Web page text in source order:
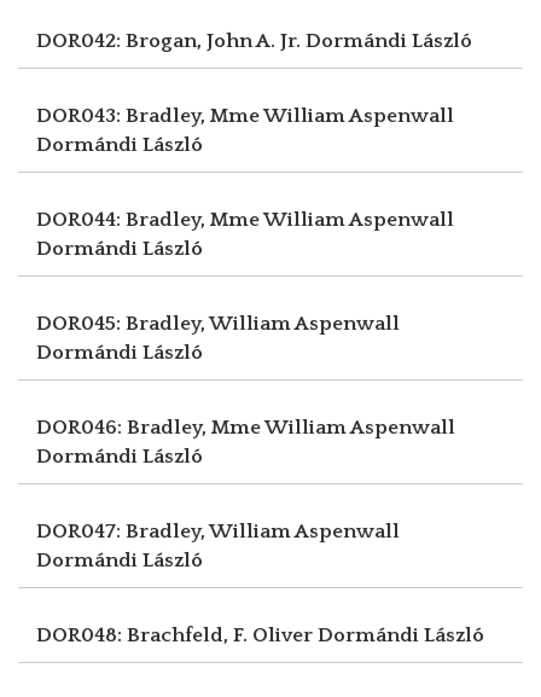
DOR042: Brogan, John A. Jr. Dormándi László
DOR043: Bradley, Mme William Aspenwall
Dormándi László
DOR044: Bradley, Mme William Aspenwall
Dormándi László
DOR045: Bradley, William Aspenwall
Dormándi László
DOR046: Bradley, Mme William Aspenwall
Dormándi László
DOR047: Bradley, William Aspenwall
Dormándi László
DOR048: Brachfeld, F. Oliver Dormándi László